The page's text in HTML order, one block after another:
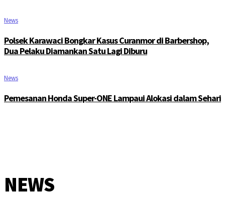
News
Polsek Karawaci Bongkar Kasus Curanmor di Barbershop,
Dua Pelaku Diamankan Satu Lagi Diburu
News
Pemesanan Honda Super-ONE Lampaui Alokasi dalam Sehari
NEWS